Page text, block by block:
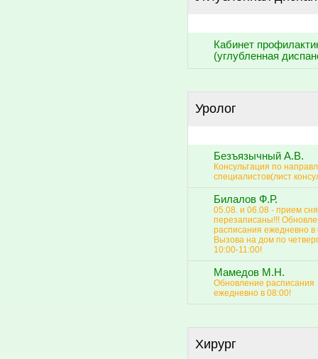
Кабинет
(углубленная
Уролог
Безъязычный А.В.
Консультация по
специалистов(лист
Билалов Ф.Р.
05.08. и 06.08 - прием
перезаписаны!!!
расписания ежедневно в
Вызова на дом по
10:00-11:00!
Мамедов М.Н.
Обновление расписания
ежедневно в 08:00!
Хирург